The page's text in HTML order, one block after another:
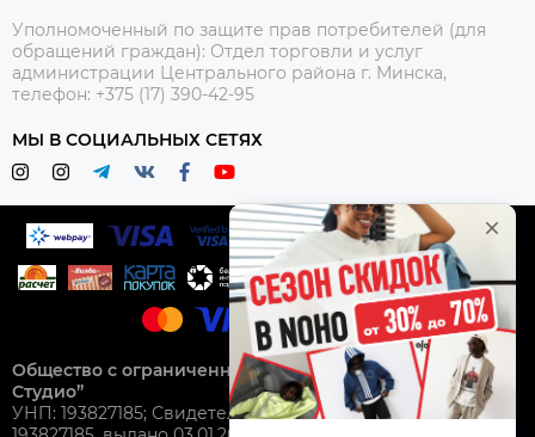
Уполномоченный по защите прав потребителей (для
обращений граждан): Отдел торговли и услуг
администрации Центрального района г. Минска,
телефон: +375 (17) 390-42-95
МЫ В СОЦИАЛЬНЫХ СЕТЯХ
Общество с ограниченной ответственностью “Нохо
Студио”
УНП: 193827185; Свидетельство о гос. регистрации №